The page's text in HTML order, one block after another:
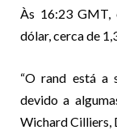
Às 16:23 GMT,
dólar, cerca de
“O rand está a
devido a
Wichard Cilliers,